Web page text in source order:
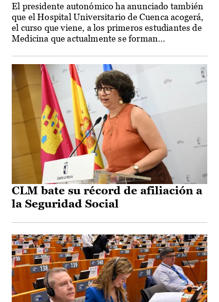
El presidente autonómico ha anunciado también
que el Hospital Universitario de Cuenca acogerá,
el curso que viene, a los primeros estudiantes de
Medicina que actualmente se forman...
CLM bate su récord de afiliación a
la Seguridad Social